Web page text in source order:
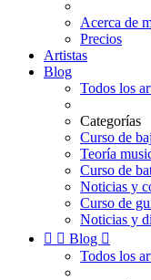
Acerca de
Precios
Artistas
Blog
Todos los
Categorías
Curso de
Teoría
Curso de
Noticias y
Curso de
Noticias y
  Blog 
Todos los